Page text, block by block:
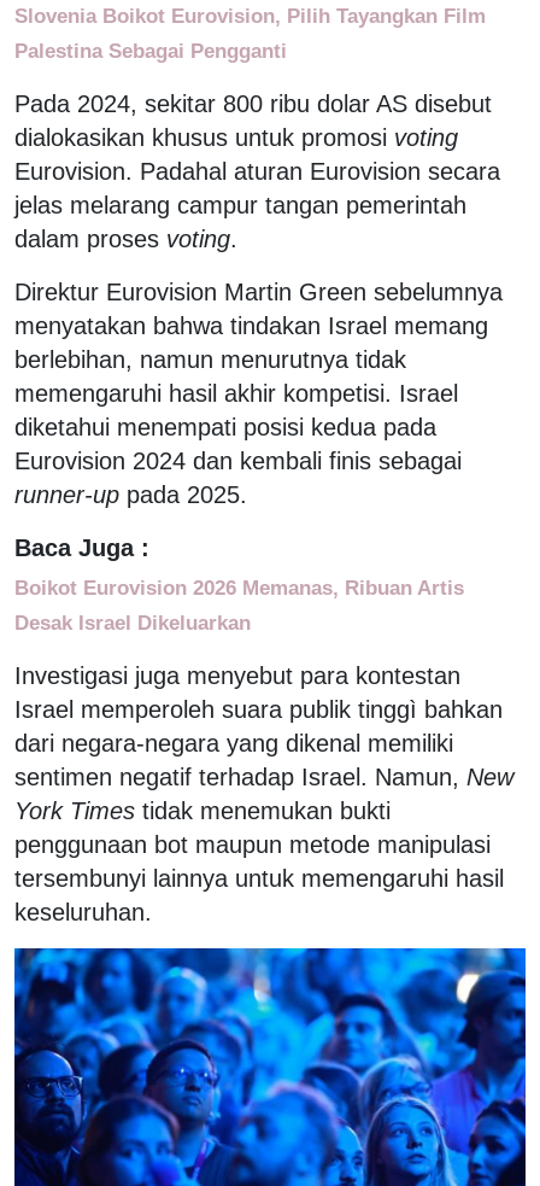
Slovenia Boikot Eurovision, Pilih Tayangkan Film
Palestina Sebagai Pengganti
Pada 2024, sekitar 800 ribu dolar AS disebut
dialokasikan khusus untuk promosi voting
Eurovision. Padahal aturan Eurovision secara
jelas melarang campur tangan pemerintah
dalam proses voting.
Direktur Eurovision Martin Green sebelumnya
menyatakan bahwa tindakan Israel memang
berlebihan, namun menurutnya tidak
memengaruhi hasil akhir kompetisi. Israel
diketahui menempati posisi kedua pada
Eurovision 2024 dan kembali finis sebagai
runner-up pada 2025.
Baca Juga :
Boikot Eurovision 2026 Memanas, Ribuan Artis
Desak Israel Dikeluarkan
Investigasi juga menyebut para kontestan
Israel memperoleh suara publik tinggì bahkan
dari negara-negara yang dikenal memiliki
sentimen negatif terhadap Israel. Namun, New
York Times tidak menemukan bukti
penggunaan bot maupun metode manipulasi
tersembunyi lainnya untuk memengaruhi hasil
keseluruhan.